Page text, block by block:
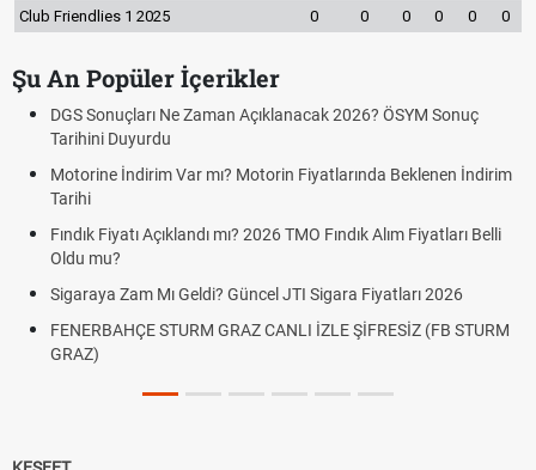
Club Friendlies 1 2025 0 0 0 0 0 0
Şu An Popüler İçerikler
DGS Sonuçları Ne Zaman Açıklanacak 2026? ÖSYM Sonuç
Tarihini Duyurdu
Motorine İndirim Var mı? Motorin Fiyatlarında Beklenen İndirim
Tarihi
Fındık Fiyatı Açıklandı mı? 2026 TMO Fındık Alım Fiyatları Belli
Oldu mu?
Sigaraya Zam Mı Geldi? Güncel JTI Sigara Fiyatları 2026
FENERBAHÇE STURM GRAZ CANLI İZLE ŞİFRESİZ (FB STURM
GRAZ)